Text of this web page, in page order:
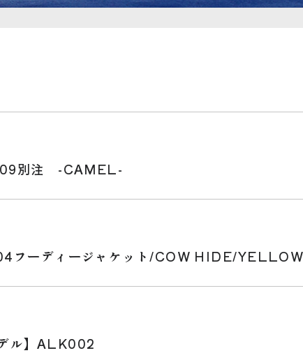
別注 -CAMEL-
フーディージャケット/COW HIDE/
ル】ALK002